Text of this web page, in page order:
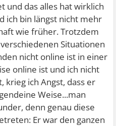
und das alles hat wirklich
ich bin längst nicht mehr
wie früher. Trotzdem
Situationen
nicht online ist in einer
online ist und ich nicht
krieg ich Angst, dass er
Weise...man
denn genau diese
Er war den ganzen